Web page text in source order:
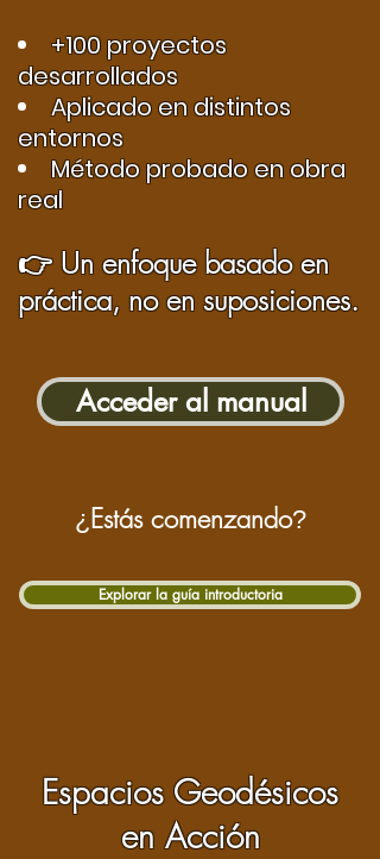
+100 proyectos
desarrollados
Aplicado en distintos
entornos
Método probado en obra
real
👉 Un enfoque basado en
práctica, no en suposiciones.
Acceder al manual
¿Estás comenzando?
Explorar la guía introductoria
Espacios Geodésicos
en Acción